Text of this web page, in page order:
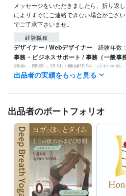
メッセージをいただきましたら、折り返
によりすぐにご連絡できない場合がござ
でご了承下さいませ。
経験職種
デザイナー / Webデザイナー 経験年数
事務・ビジネスサポート / 事務（一般事務
研究・開発・設計 / 機械設計 経験年数
物流・購買 / 調達・購買 経験年数 : 6年
coconalaに初出品
資格・検定
CAD利用技術者2級 取得年 : 2013年
マイクロソフト オフィス スペシャリス
普通自動車第一種運転免許 取得年 :
プログラミング言語・フレームワーク
CSS:1年HTML:1年
出品者の実績をもっと見る
出品者のポートフォリオ